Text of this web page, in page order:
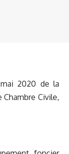
2020 de la
Civile,